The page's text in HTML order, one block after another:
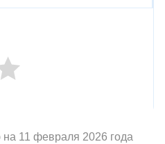
11 февраля 2026 года